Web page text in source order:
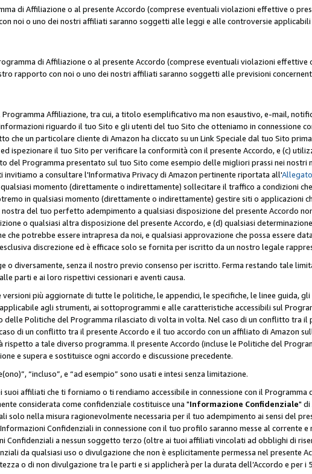
di Affiliazione o al presente Accordo (comprese eventuali violazioni effettive o
noi o uno dei nostri affiliati saranno soggetti alle leggi e alle controversie
di Affiliazione o al presente Accordo (comprese eventuali violazioni effettive
rapporto con noi o uno dei nostri affiliati saranno soggetti alle previsioni
Affiliazione, tra cui, a titolo esemplificativo ma non esaustivo, e-mail,
riguardo il tuo Sito e gli utenti del tuo Sito che otteniamo in connessione
che un particolare cliente di Amazon ha cliccato su un Link Speciale dal tuo Sito
ispezionare il tuo Sito per verificare la conformità con il presente Accordo, e (c)
del Programma presentato sul tuo Sito come esempio delle migliori prassi nei nostri
a consultare l'Informativa Privacy di Amazon pertinente riportata all'
momento (direttamente o indirettamente) sollecitare il traffico a condizioni
in qualsiasi momento (direttamente o indirettamente) gestire siti o applicazioni
del tuo perfetto adempimento a qualsiasi disposizione del presente Accordo
o qualsiasi altra disposizione del presente Accordo, e (d) qualsiasi
potrebbe essere intrapresa da noi, e qualsiasi approvazione che possa essere
discrezione ed è efficace solo se fornita per iscritto da un nostro legale
diversamente, senza il nostro previo consenso per iscritto. Ferma restando tale
parti e ai loro rispettivi cessionari e aventi causa.
più aggiornate di tutte le politiche, le appendici, le specifiche, le linee guida,
agli strumenti, ai sottoprogrammi e alle caratteristiche accessibili sul
delle Politiche del Programma rilasciato di volta in volta. Nel caso di un conflitto tra il
di un conflitto tra il presente Accordo e il tuo accordo con un affiliato di Amazon
a tale diverso programma. Il presente Accordo (incluse le Politiche del
e supera e sostituisce ogni accordo e discussione precedente.
“incluso”, e “ad esempio” sono usati e intesi senza limitazione.
affiliati che ti forniamo o ti rendiamo accessibile in connessione con il Programma
considerata come confidenziale costituisce una "Informazione Confidenziale" di
solo nella misura ragionevolmente necessaria per il tuo adempimento ai sensi del
Confidenziali in connessione con il tuo profilo saranno messe al corrente
Confidenziali a nessun soggetto terzo (oltre ai tuoi affiliati vincolati ad obblighi di
da qualsiasi uso o divulgazione che non è esplicitamente permessa nel presente
o di non divulgazione tra le parti e si applicherà per la durata dell’Accordo e per i